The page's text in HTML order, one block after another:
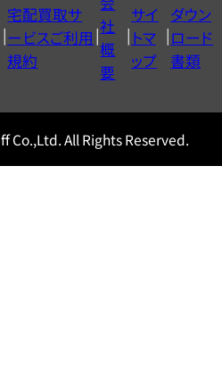
宅配買取サ
ービスご利用
規約
社
概
要
サイ
トマ
ップ
ダウン
ロード
書類
Co.,Ltd. All Rights Reserved.